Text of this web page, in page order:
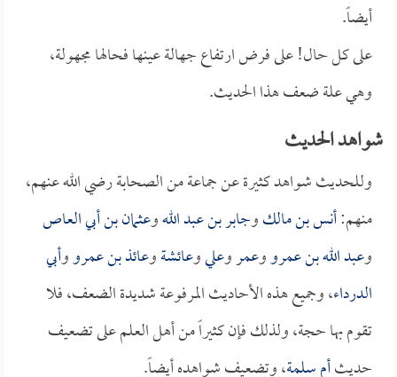
أيضاً.
على كل حال! على فرض ارتفاع جهالة عينها فحالها مجهولة،
وهي علة ضعف هذا الحديث.
شواهد الحديث
وللحديث شواهد كثيرة عن جماعة من الصحابة رضي الله عنهم،
منهم:أنس بن مالكوجابر بن عبد اللهوعثمان بن أبي العاص
وعبد الله بن عمرووعمروعليوعائشةوعائذ بن عمرووأبي
الدرداء، وجميع هذه الأحاديث المرفوعة شديدة الضعف، فلا
تقوم بها حجة، ولذلك فإن كثيراً من أهل العلم على تضعيف
حديثأم سلمة، وتضعيف شواهده أيضاً.